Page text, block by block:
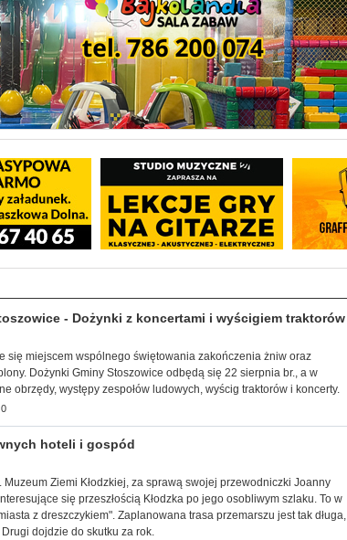
- Dożynki z koncertami i wyścigiem traktorów
się miejscem wspólnego świętowania zakończenia żniw oraz
Dożynki Gminy Stoszowice odbędą się 22 sierpnia br., a w
obrzędy, występy zespołów ludowych, wyścig traktorów i koncerty.
hoteli i gospód
Muzeum Ziemi Kłodzkiej, za sprawą swojej przewodniczki Joanny
się przeszłością Kłodzka po jego osobliwym szlaku. To w
z dreszczykiem". Zaplanowana trasa przemarszu jest tak długa,
dojdzie do skutku za rok.